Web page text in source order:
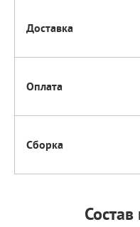
Доставка
Оплата
Сборка